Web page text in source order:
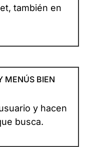
también en
MENÚS BIEN
y hacen
busca.